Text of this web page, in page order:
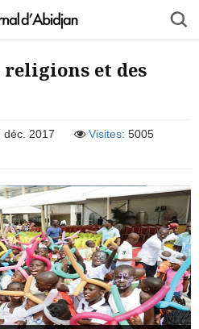
religions et des
déc. 2017 Visites: 5005